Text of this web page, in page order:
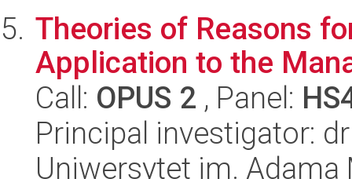
Theories of Reasons
Application to the
Call: OPUS 2 , Panel:
Principal investigator:
Uniwersytet im.